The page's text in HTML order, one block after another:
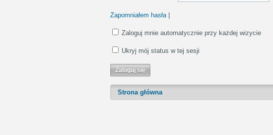
Zapomniałem hasła |
Zaloguj mnie automatycznie przy każdej wizycie
Ukryj mój status w tej sesji
Strona główna